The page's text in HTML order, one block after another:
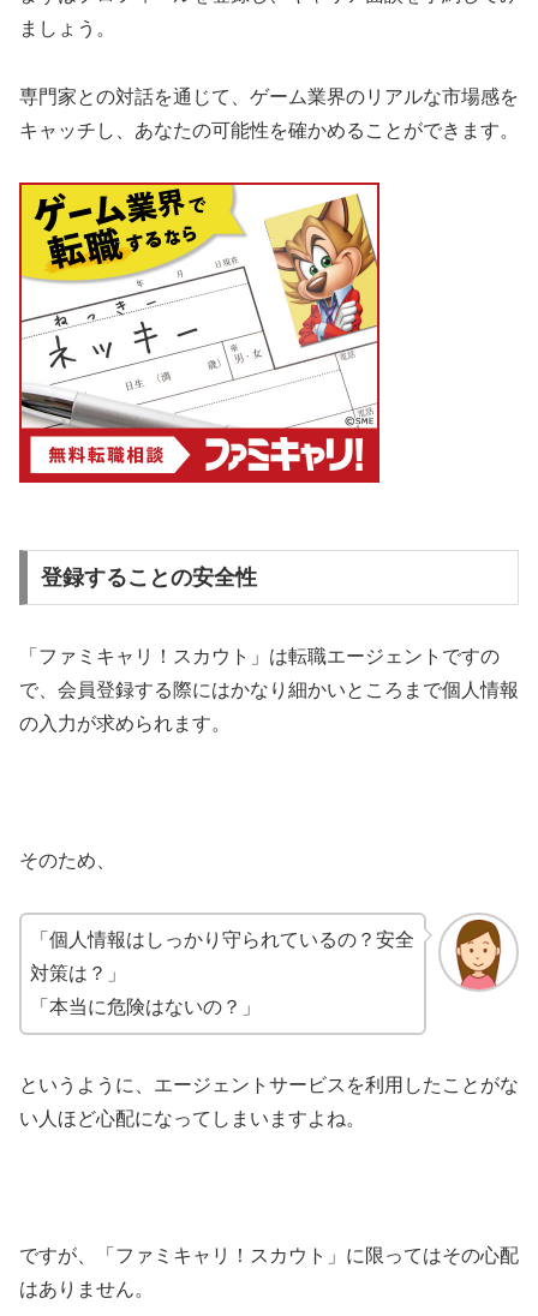
ましょう。
専門家との対話を通じて、ゲーム業界のリアルな市場感を
キャッチし、あなたの可能性を確かめることができます。
登録することの安全性
「ファミキャリ！スカウト」は転職エージェントですの
で、会員登録する際にはかなり細かいところまで個人情報
の入力が求められます。
そのため、
「個人情報はしっかり守られているの？安全
対策は？」
「本当に危険はないの？」
というように、エージェントサービスを利用したことがな
い人ほど心配になってしまいますよね。
ですが、「ファミキャリ！スカウト」に限ってはその心配
はありません。